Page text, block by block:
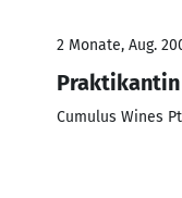
2 Monate, Aug.
Praktikantin
Cumulus Wines